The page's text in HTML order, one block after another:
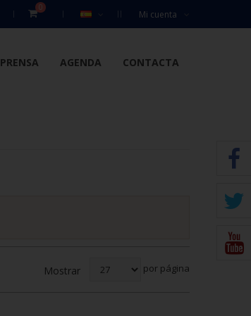
Mi cuenta
0
PRENSA AGENDA CONTACTA
Mostrar por página